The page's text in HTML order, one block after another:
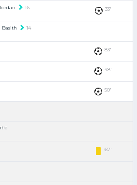
16 33'
Basith 14
83'
48'
50'
67'